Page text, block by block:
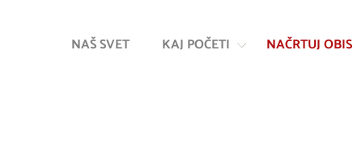
vsebino
NAŠ SVET KAJ POČETI NAČRTUJ